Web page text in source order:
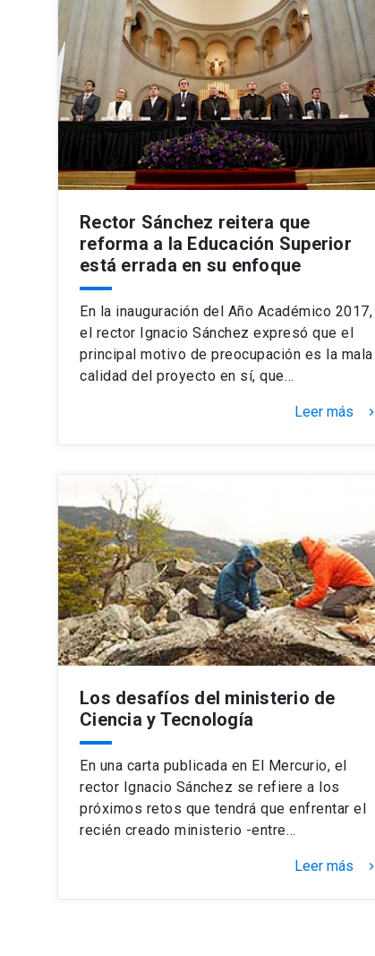
Rector Sánchez reitera que
reforma a la Educación Superior
está errada en su enfoque
En la inauguración del Año Académico 2017,
el rector Ignacio Sánchez expresó que el
principal motivo de preocupación es la mala
calidad del proyecto en sí, que…
Leer más keyboard_arrow_right
Los desafíos del ministerio de
Ciencia y Tecnología
En una carta publicada en El Mercurio, el
rector Ignacio Sánchez se refiere a los
próximos retos que tendrá que enfrentar el
recién creado ministerio -entre…
Leer más keyboard_arrow_right